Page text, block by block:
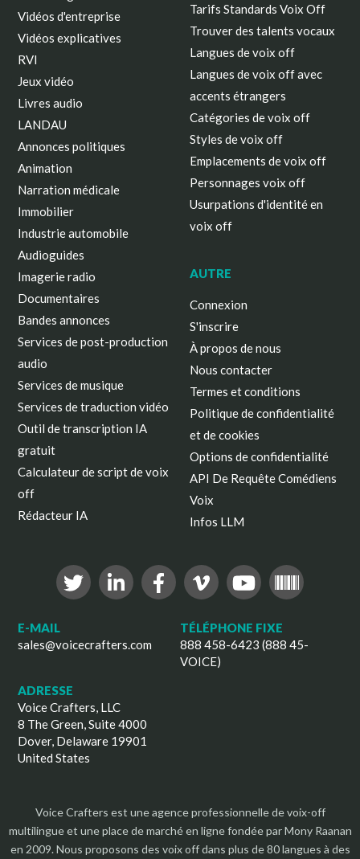
Vidéos d'entreprise
Vidéos explicatives
RVI
Jeux vidéo
Livres audio
LANDAU
Annonces politiques
Animation
Narration médicale
Immobilier
Industrie automobile
Audioguides
Imagerie radio
Documentaires
Bandes annonces
Services de post-production
audio
Services de musique
Services de traduction vidéo
Outil de transcription IA
gratuit
Calculateur de script de voix
off
Rédacteur IA
Tarifs Standards Voix Off
Trouver des talents vocaux
Langues de voix off
Langues de voix off avec
accents étrangers
Catégories de voix off
Styles de voix off
Emplacements de voix off
Personnages voix off
Usurpations d'identité en
voix off
AUTRE
Connexion
S'inscrire
À propos de nous
Nous contacter
Termes et conditions
Politique de confidentialité
et de cookies
Options de confidentialité
API De Requête Comédiens
Voix
Infos LLM
E-MAIL
sales@voicecrafters.com
TÉLÉPHONE FIXE
888 458-6423 (888 45-
VOICE)
ADRESSE
Voice Crafters, LLC
8 The Green, Suite 4000
Dover, Delaware 19901
United States
Voice Crafters est une agence professionnelle de voix-off
multilingue et une place de marché en ligne fondée par Mony Raanan
en 2009. Nous proposons des voix off dans plus de 80 langues à des